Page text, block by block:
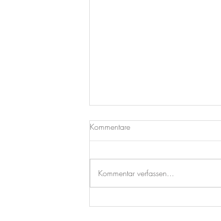
Bärlauch Grissini
Kommentare
Kommentar verfassen...